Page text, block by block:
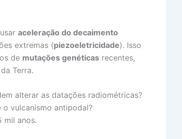
aceleração do decaimento
extremas (piezoeletricidade). Isso
de mutações genéticas recentes,
Terra.
alterar as datações radiométricas?
vulcanismo antipodal?
mil anos.